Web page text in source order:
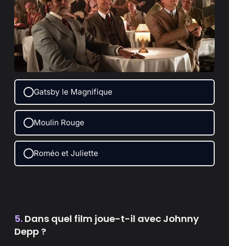
Gatsby le Magnifique
Moulin Rouge
Roméo et Juliette
5. Dans quel film joue-t-il avec Johnny
Depp ?